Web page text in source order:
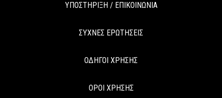
ΥΠΟΣΤΗΡΙΞΗ / ΕΠΙΚΟΙΝΩΝΙΑ
ΣΥΧΝΕΣ ΕΡΩΤΗΣΕΙΣ
ΟΔΗΓΟΙ ΧΡΗΣΗΣ
ΟΡΟΙ ΧΡΗΣΗΣ